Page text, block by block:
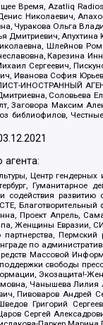
Время, Azatliq
Николаевич,
Чуракова Ольга
Шлейнов
Сергеевич,
Иванова София
ИНОСТРАННЫЙ
Максим
библиофилов,
Центр
Гуманитарное
Проект Апрель,
Женщины Евразии,
по
Массовой
свободы
Экозащита!-
Чанышева Лилия
Пивоваров Андрей
Григорий
Сергей